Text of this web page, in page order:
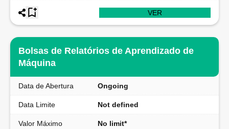
VER
Bolsas de Relatórios de Aprendizado de
Máquina
Data de Abertura Ongoing
Data Limite Not defined
Valor Máximo No limit*